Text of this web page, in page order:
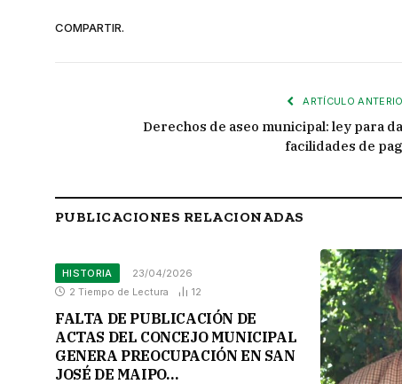
COMPARTIR.
ARTÍCULO
Derechos de aseo municipal: ley para
facilidades de
PUBLICACIONES RELACIONADAS
HISTORIA
23/04/2026
2 Tiempo de Lectura
12
FALTA DE PUBLICACIÓN DE
ACTAS DEL CONCEJO MUNICIPAL
GENERA PREOCUPACIÓN EN SAN
JOSÉ DE MAIPO…